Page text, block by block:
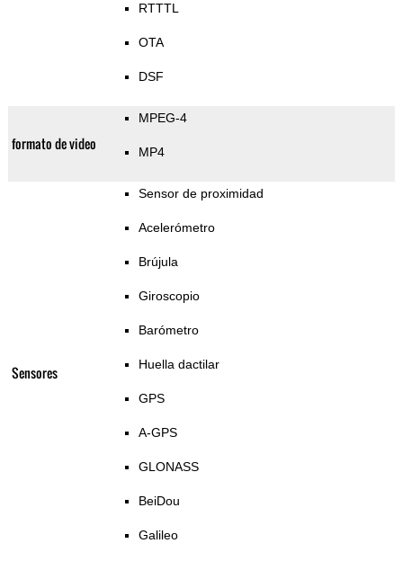
RTTTL
OTA
DSF
formato de video
MPEG-4
MP4
Sensores
Sensor de proximidad
Acelerómetro
Brújula
Giroscopio
Barómetro
Huella dactilar
GPS
A-GPS
GLONASS
BeiDou
Galileo